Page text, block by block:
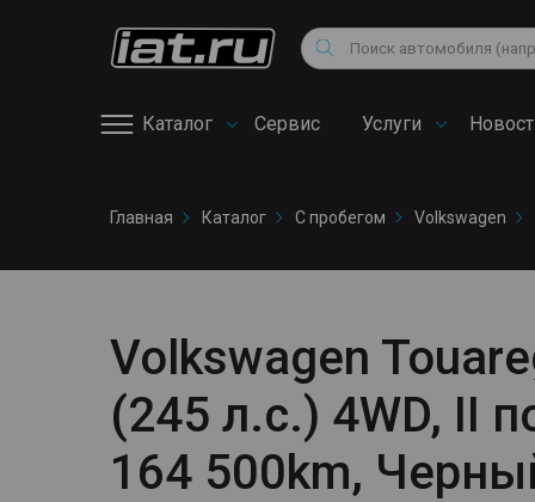
Поиск
Каталог Сервис
сервис
Услуги
Снегоходы
Квадроциклы
Главная Каталог С пробегом Volkswagen
Volkswagen
(245 л.с.) 4WD, II
164 500km,